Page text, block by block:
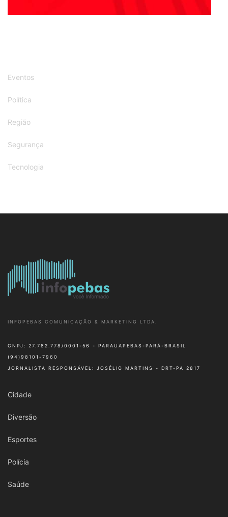
Eventos
Política
Região
Segurança
Tecnologia
INFOPEBAS COMUNICAÇÃO & MARKETING LTDA.
CNPJ: 27.782.778/0001-56 - PARAUAPEBAS-PARÁ-BRASIL
(94)98101-7960
JORNALISTA RESPONSÁVEL: JOSÉLIO MARTINS - DRT-PA 2817
Cidade
Diversão
Esportes
Polícia
Saúde